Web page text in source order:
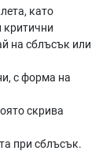
като
критични
на сблъсък или
с форма на
скрива
при сблъсък.